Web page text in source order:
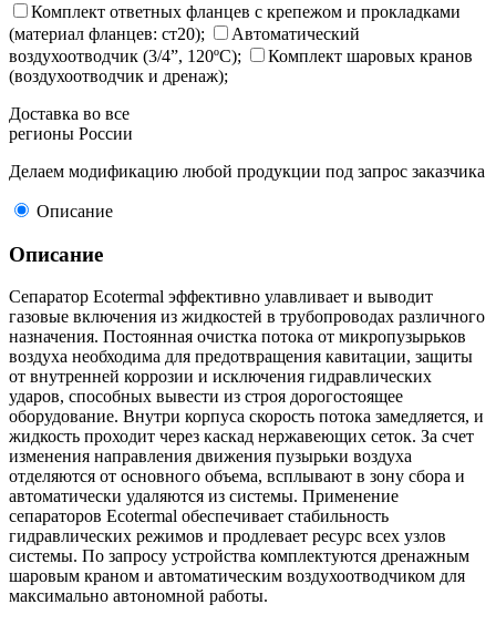
Комплект ответных фланцев с крепежом и прокладками
(материал фланцев: ст20);
Автоматический
воздухоотводчик (3/4”, 120ºC);
Комплект шаровых кранов
(воздухоотводчик и дренаж);
Доставка во все
регионы России
Делаем модификацию любой продукции под запрос заказчика
Описание
Описание
Сепаратор Ecotermal эффективно улавливает и выводит
газовые включения из жидкостей в трубопроводах различного
назначения. Постоянная очистка потока от микропузырьков
воздуха необходима для предотвращения кавитации, защиты
от внутренней коррозии и исключения гидравлических
ударов, способных вывести из строя дорогостоящее
оборудование. Внутри корпуса скорость потока замедляется, и
жидкость проходит через каскад нержавеющих сеток. За счет
изменения направления движения пузырьки воздуха
отделяются от основного объема, всплывают в зону сбора и
автоматически удаляются из системы. Применение
сепараторов Ecotermal обеспечивает стабильность
гидравлических режимов и продлевает ресурс всех узлов
системы. По запросу устройства комплектуются дренажным
шаровым краном и автоматическим воздухоотводчиком для
максимально автономной работы.